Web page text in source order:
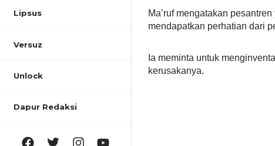
Lipsus
Versuz
Unlock
Dapur Redaksi
Ma’ruf mengatakan
mendapatkan perhatian dari
Ia meminta untuk
kerusakanya.